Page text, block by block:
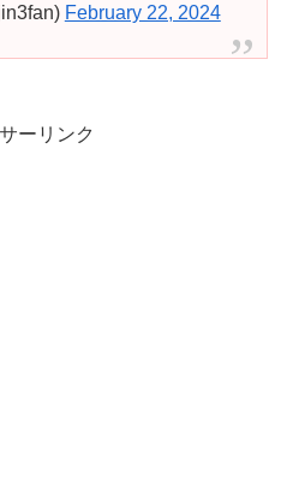
February 22, 2024
ーリンク